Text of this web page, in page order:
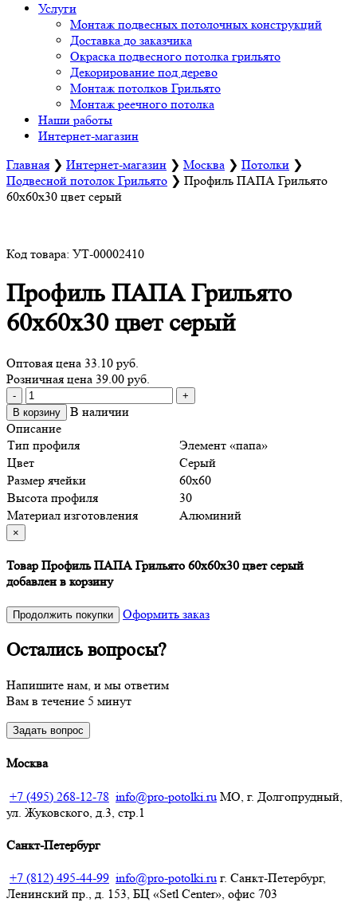
Услуги
Монтаж подвесных потолочных конструкций
Доставка до заказчика
Окраска подвесного потолка грильято
Декорирование под дерево
Монтаж потолков Грильято
Монтаж реечного потолка
Наши работы
Интернет-магазин
Главная ❯ Интернет-магазин ❯ Москва ❯ Потолки ❯
Подвесной потолок Грильято ❯ Профиль ПАПА Грильято
60х60х30 цвет серый
Код товара: УТ-00002410
Профиль ПАПА Грильято
60х60х30 цвет серый
Оптовая цена 33.10 руб.
Розничная цена 39.00 руб.
Количество
товара
Профиль
ПАПА
Грильято
60х60х30
цвет
серый
-
+
В корзину
В наличии
Описание
Тип профиля
Элемент «папа»
Цвет
Серый
Размер ячейки
60х60
Высота профиля
30
Материал изготовления
Алюминий
×
Товар Профиль ПАПА Грильято 60х60х30 цвет серый
добавлен в корзину
Продолжить покупки Оформить заказ
Остались вопросы?
Напишите нам, и мы ответим
Вам в течение 5 минут
Задать вопрос
Москва
+7 (495) 268-12-78 info@pro-potolki.ru МО, г. Долгопрудный,
ул. Жуковского, д.3, стр.1
Санкт-Петербург
+7 (812) 495-44-99 info@pro-potolki.ru г. Санкт-Петербург,
Ленинский пр., д. 153, БЦ «Setl Center», офис 703